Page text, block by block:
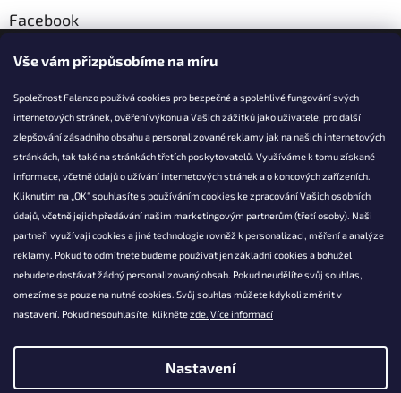
Vše vám přizpůsobíme na míru
Společnost Falanzo používá cookies pro bezpečné a spolehlivé fungování svých
internetových stránek, ověření výkonu a Vašich zážitků jako uživatele, pro další
zlepšování zásadního obsahu a personalizované reklamy jak na našich internetových
stránkách, tak také na stránkách třetích poskytovatelů. Využíváme k tomu získané
informace, včetně údajů o užívání internetových stránek a o koncových zařízeních.
Kliknutím na „OK“ souhlasíte s používáním cookies ke zpracování Vašich osobních
údajů, včetně jejich předávání našim marketingovým partnerům (třetí osoby). Naši
partneři využívají cookies a jiné technologie rovněž k personalizaci, měření a analýze
reklamy. Pokud to odmítnete budeme používat jen základní cookies a bohužel
nebudete dostávat žádný personalizovaný obsah. Pokud neudělíte svůj souhlas,
omezíme se pouze na nutné cookies. Svůj souhlas můžete kdykoli změnit v
nastavení. Pokud nesouhlasíte, kliknětezde. Více informací
Nastavení
Facebook
KONTAKT
info@falanzo.cz
Falanzo.cz
FalanzoCZ